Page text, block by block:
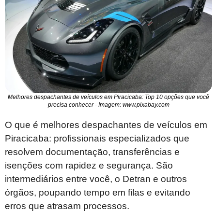
Melhores despachantes de veículos em Piracicaba: Top 10 opções que você
precisa conhecer - Imagem: www.pixabay.com
O que é melhores despachantes de veículos em
Piracicaba: profissionais especializados que
resolvem documentação, transferências e
isenções com rapidez e segurança. São
intermediários entre você, o Detran e outros
órgãos, poupando tempo em filas e evitando
erros que atrasam processos.